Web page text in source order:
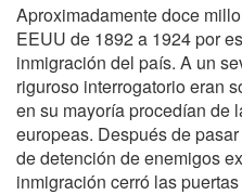
Aproximadamente doce
EEUU de 1892 a 1924 por
inmigración del país. A un
riguroso interrogatorio eran
en su mayoría procedían de
europeas. Después de
de detención de enemigos
inmigración cerró las